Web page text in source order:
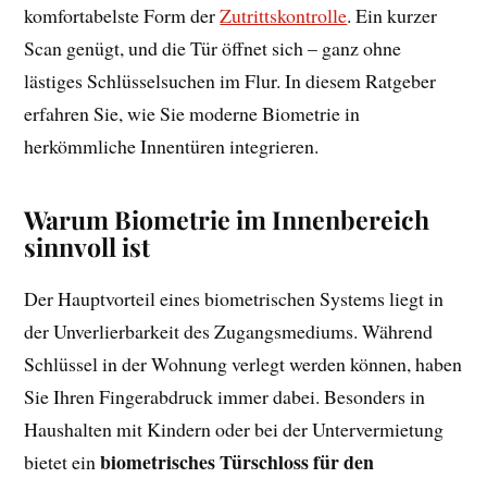
komfortabelste Form derZutrittskontrolle. Ein kurzer
Scan genügt, und die Tür öffnet sich – ganz ohne
lästiges Schlüsselsuchen im Flur. In diesem Ratgeber
erfahren Sie, wie Sie moderne Biometrie in
herkömmliche Innentüren integrieren.
Warum Biometrie im Innenbereich
sinnvoll ist
Der Hauptvorteil eines biometrischen Systems liegt in
der Unverlierbarkeit des Zugangsmediums. Während
Schlüssel in der Wohnung verlegt werden können, haben
Sie Ihren Fingerabdruck immer dabei. Besonders in
Haushalten mit Kindern oder bei der Untervermietung
bietet einbiometrisches Türschloss für den